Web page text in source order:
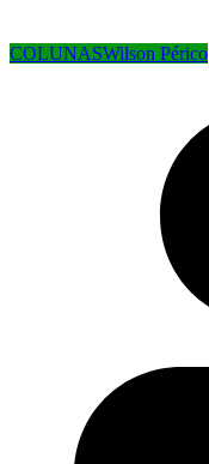
COLUNASWilson Périco